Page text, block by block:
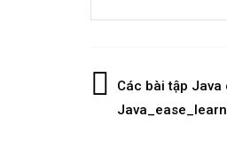
PostCác bài tập Java